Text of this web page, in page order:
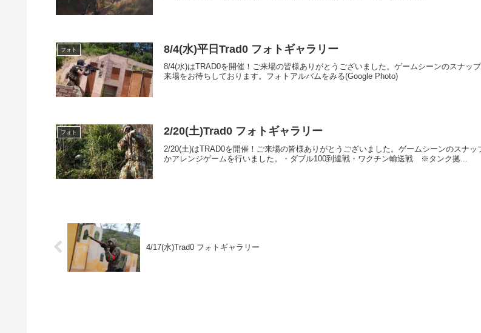
フォト 8/4(水)平日Trad0 フォトギャラリー
8/4(水)はTRAD0を開催！ご来場の皆様ありがとうございました。ゲームシーンのスナ
来場をお待ちしております。フォトアルバムをみる(Google Photo)
フォト 2/20(土)Trad0 フォトギャラリー
2/20(土)はTRAD0を開催！ご来場の皆様ありがとうございました。ゲームシーンのスナ
かアレンジゲームを行いました。・ダブル100到達戦・ワクチン輸送戦 ※タンク拠...
4/17(水)Trad0 フォトギャラリー